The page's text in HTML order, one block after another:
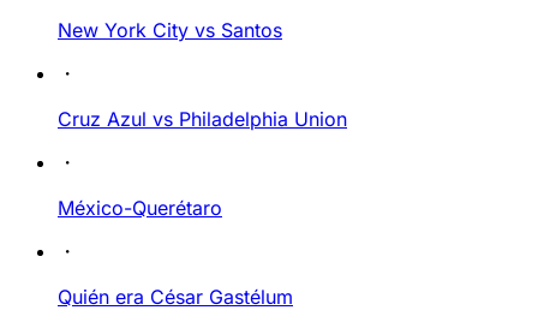
New York City vs Santos
Cruz Azul vs Philadelphia Union
México-Querétaro
Quién era César Gastélum